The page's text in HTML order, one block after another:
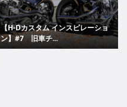
【H-Dカスタム インスピレーショ
ン】#7 旧車チ...